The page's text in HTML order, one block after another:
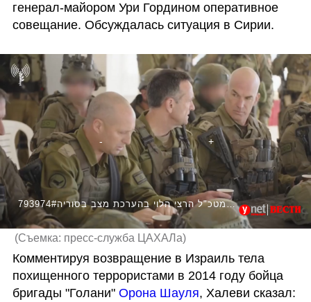
генерал-майором Ури Гордином оперативное
совещание. Обсуждалась ситуация в Сирии.
793974#הרמטכ"ל הרצי הלוי בהערכת מצב בסוריה
(Съемка: пресс-служба ЦАХАЛа)
Комментируя возвращение в Израиль тела
похищенного террористами в 2014 году бойца
бригады "Голани" Орона Шауля, Халеви сказал: